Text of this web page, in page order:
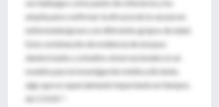
sus hallazgos como punto de referencia y los
amplía para confirmar la eficacia de la vacuna en
enfermedad grave y en diferentes grupos de edad.
Esta combinación de evidencia de ensayos
aleatorizados y estudios observacionales es un
modelo para la investigación médica eficiente,
algo que es especialmente importante en tiempos
de COVID ".